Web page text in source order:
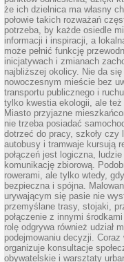
że ich dzielnica ma własny
połowie takich rozważań
potrzeba, by każde osiedle
informacji i inspiracji, a
może pełnić funkcję
inicjatywach i zmianach
najbliższej okolicy. Nie da
nowoczesnym mieście bez
transportu publicznego i
tylko kwestia ekologii, ale też
Miasto przyjazne
nie trzeba posiadać
dotrzeć do pracy, szkoły czy
autobusy i tramwaje kursują
połączeń jest logiczna,
komunikację zbiorową.
rowerami, ale tylko wtedy,
bezpieczna i spójna.
urywającym się pasie nie
przemyślane trasy, stojaki,
połączenie z innymi
rolę odgrywa również udział
podejmowaniu decyzji.
organizuje konsultacje
obywatelskie i warsztaty